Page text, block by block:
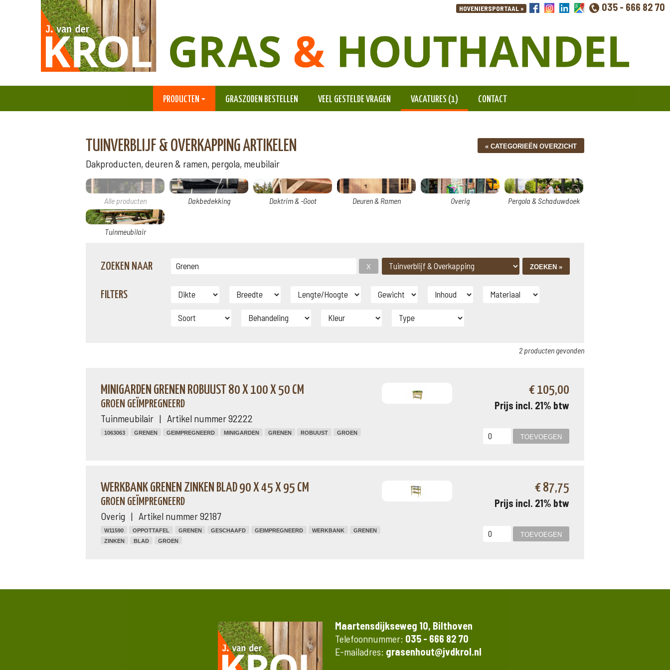
035 - 666 82 70
PRODUCTEN GRASZODEN BESTELLEN VEEL GESTELDE VRAGEN VACATURES (1) CONTACT
TUINVERBLIJF & OVERKAPPING ARTIKELEN
Dakproducten, deuren & ramen, pergola, meubilair
Alle producten Dakbedekking Daktrim & -Goot Deuren & Ramen Overig Pergola & Schaduwdoek
Tuinmeubilair
ZOEKEN NAAR
FILTERS
2 producten gevonden
MINIGARDEN GRENEN ROBUUST 80 X 100 X 50 CM
GROEN GEÏMPREGNEERD
Tuinmeubilair | Artikel nummer 92222
1063063 GRENEN GEIMPREGNEERD MINIGARDEN GRENEN ROBUUST GROEN
€ 105,00
Prijs incl. 21% btw
WERKBANK GRENEN ZINKEN BLAD 90 X 45 X 95 CM
GROEN GEÏMPREGNEERD
Overig | Artikel nummer 92187
W11590 OPPOTTAFEL GRENEN GESCHAAFD GEIMPREGNEERD WERKBANK
GRENEN
ZINKEN
BLAD GROEN
€ 87,75
Prijs incl. 21% btw
Maartensdijkseweg 10, Bilthoven
Telefoonnummer: 035 - 666 82 70
E-mailadres: grasenhout@jvdkrol.nl